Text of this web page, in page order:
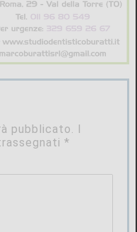
pubblicato.
*